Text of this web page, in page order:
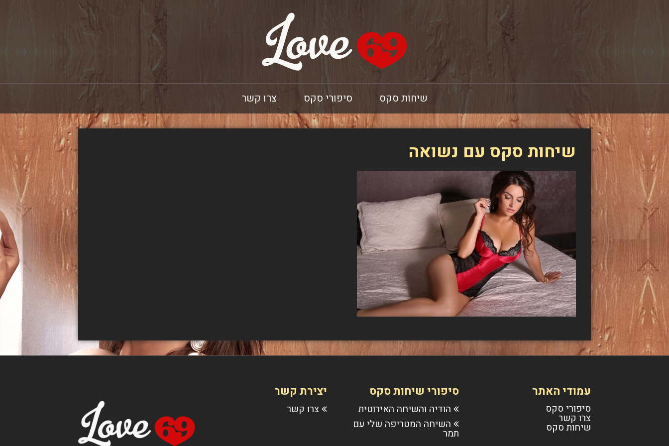
שיחות סקס סיפורי סקס צרו קשר
שיחות סקס עם נשואה
עמודי האתר
סיפורי סקס
צרו קשר
שיחות סקס
סיפורי שיחות סקס
הודיה והשיחה האירוטית
השיחה המטריפה שלי עם
תמר
יצירת קשר
צרו קשר